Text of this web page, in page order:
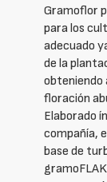
Gramoflor
para los
adecuado
de la
obteniendo
floración
Elaborado
compañía,
base de